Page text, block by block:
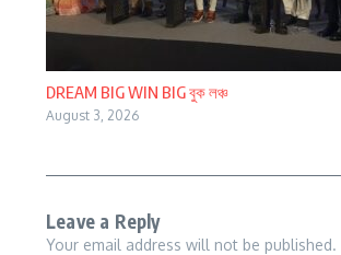
DREAM BIG WIN BIG বুক লঞ্চ
August 3, 2026
Leave a Reply
Your email address will not be published.